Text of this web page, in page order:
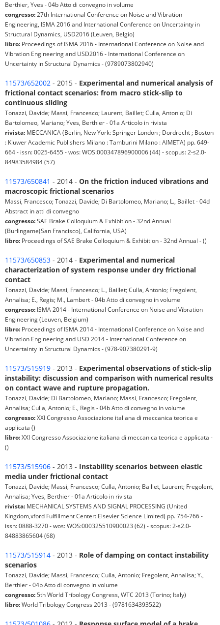
Berthier, Yves - 04b Atto di convegno in volume
congresso: 27th International Conference on Noise and Vibration
Engineering, ISMA 2016 and International Conference on Uncertainty in
Structural Dynamics, USD2016 (Leuven, Belgio)
libro: Proceedings of ISMA 2016 - International Conference on Noise and
Vibration Engineering and USD2016 - International Conference on
Uncertainty in Structural Dynamics - (9789073802940)
11573/652002 - 2015 - Experimental and numerical analysis of
frictional contact scenarios: from macro stick-slip to
continuous sliding
Tonazzi, Davide; Massi, Francesco; Laurent, Baillet; Culla, Antonio; Di
Bartolomeo, Mariano; Yves, Berthier - 01a Articolo in rivista
rivista: MECCANICA (Berlin, New York: Springer London ; Dordrecht ; Boston
: Kluwer Academic Publishers Milano : Tamburini Milano : AIMETA) pp. 649-
664 - issn: 0025-6455 - wos: WOS:000347896900006 (44) - scopus: 2-s2.0-
84983584984 (57)
11573/650841 - 2014 - On the friction induced vibrations and
macroscopic frictional scenarios
Massi, Francesco; Tonazzi, Davide; Di Bartolomeo, Mariano; L., Baillet - 04d
Abstract in atti di convegno
congresso:SAE Brake Colloquium & Exhibition - 32nd Annual
(Burlingame(San Francisco), California, USA)
libro: Proceedings of SAE Brake Colloquium & Exhibition - 32nd Annual - ()
11573/650853 - 2014 - Experimental and numerical
characterization of system response under dry frictional
contact
Tonazzi, Davide; Massi, Francesco; L., Baillet; Culla, Antonio; Fregolent,
Annalisa; E., Regis; M., Lambert - 04b Atto di convegno in volume
congresso: ISMA 2014 - International Conference on Noise and Vibration
Engineering (Leuven, Belgium)
libro: Proceedings of ISMA 2014 - International Conference on Noise and
Vibration Engineering and USD 2014 - International Conference on
Uncertainty in Structural Dynamics - (978-907380291-9)
11573/515919 - 2013 - Experimental observations of stick-slip
instability: discussion and comparison with numerical results
on contact wave and rupture propagation.
Tonazzi, Davide; Di Bartolomeo, Mariano; Massi, Francesco; Fregolent,
Annalisa; Culla, Antonio; E., Regis - 04b Atto di convegno in volume
congresso:XXI Congresso Associazione italiana di meccanica teorica e
applicata ()
libro:XXI Congresso Associazione italiana di meccanica teorica e applicata -
()
11573/515906 - 2013 - Instability scenarios between elastic
media under frictional contact
Tonazzi, Davide; Massi, Francesco; Culla, Antonio; Baillet, Laurent; Fregolent,
Annalisa; Yves, Berthier - 01a Articolo in rivista
rivista: MECHANICAL SYSTEMS AND SIGNAL PROCESSING (United
Kingdom,xford Fulfillment Center: Elsevier Science Limited) pp. 754-766 -
issn: 0888-3270 - wos: WOS:000325510900023 (62) - scopus: 2-s2.0-
84883865604 (68)
11573/515914 - 2013 - Role of damping on contact instability
scenarios
Tonazzi, Davide; Massi, Francesco; Culla, Antonio; Fregolent, Annalisa; Y.,
Berthier - 04b Atto di convegno in volume
congresso: 5th World Tribology Congress, WTC 2013 (Torino; Italy)
libro:World Tribology Congress 2013 - (9781634393522)